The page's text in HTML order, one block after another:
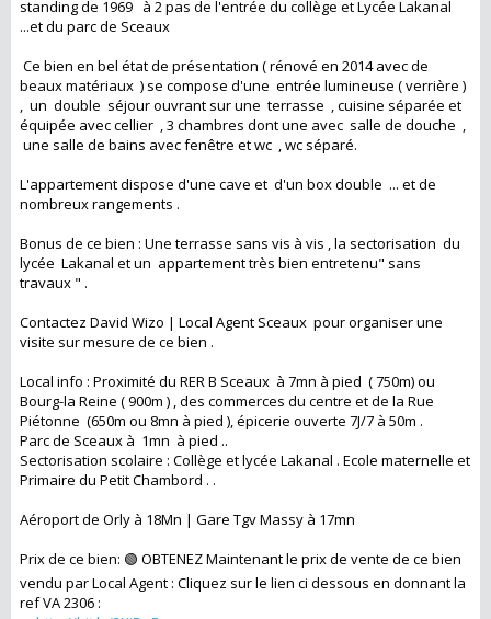
standing de 1969 à 2 pas de l'entrée du collège et Lycée Lakanal
...et du parc de Sceaux
Ce bien en bel état de présentation ( rénové en 2014 avec de
beaux matériaux ) se compose d'une entrée lumineuse ( verrière )
, un double séjour ouvrant sur une terrasse , cuisine séparée et
équipée avec cellier , 3 chambres dont une avec salle de douche ,
une salle de bains avec fenêtre et wc , wc séparé.
L'appartement dispose d'une cave et d'un box double ... et de
nombreux rangements .
Bonus de ce bien : Une terrasse sans vis à vis , la sectorisation du
lycée Lakanal et un appartement très bien entretenu" sans
travaux " .
Contactez David Wizo | Local Agent Sceaux pour organiser une
visite sur mesure de ce bien .
Local info : Proximité du RER B Sceaux à 7mn à pied ( 750m) ou
Bourg-la Reine ( 900m ) , des commerces du centre et de la Rue
Piétonne (650m ou 8mn à pied ), épicerie ouverte 7J/7 à 50m .
Parc de Sceaux à 1mn à pied ..
Sectorisation scolaire : Collège et lycée Lakanal . Ecole maternelle et
Primaire du Petit Chambord . .
Aéroport de Orly à 18Mn | Gare Tgv Massy à 17mn
Prix de ce bien: 🟢 OBTENEZ Maintenant le prix de vente de ce bien
vendu par Local Agent : Cliquez sur le lien ci dessous en donnant la
ref VA 2306 :